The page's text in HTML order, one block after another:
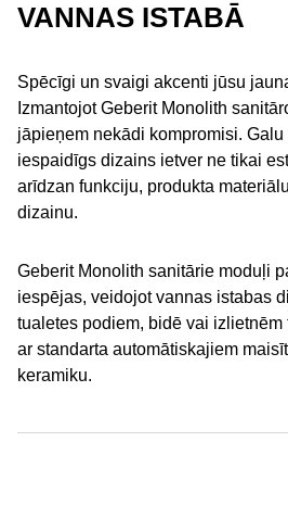
Geberit Monolith Plus
Video
GEBERIT Monolith
VANNAS ISTABĀ
Spēcīgi un svaigi akcenti jūsu
Izmantojot Geberit Monolith
jāpieņem nekādi kompromisi.
iespaidīgs dizains ietver ne tikai
arīdzan funkciju, produkta
dizainu.
Geberit Monolith sanitārie moduļi
iespējas, veidojot vannas istabas
tualetes podiem, bidē vai
ar standarta automātiskajiem
keramiku.